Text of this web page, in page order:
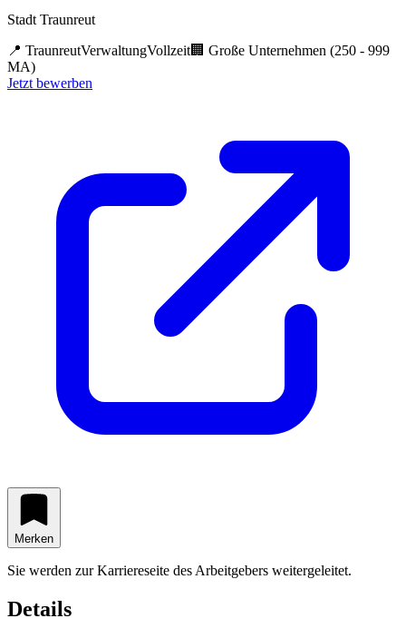
Stadt Traunreut
📍 TraunreutVerwaltungVollzeit🏢 Große Unternehmen (250 - 999
MA)
Jetzt bewerben
Merken
Sie werden zur Karriereseite des Arbeitgebers weitergeleitet.
Details